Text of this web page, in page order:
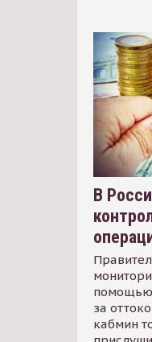
В
помощью
за
кабмин